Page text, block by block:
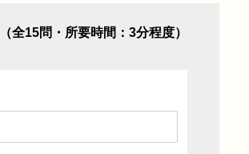
全15問・所要時間：3分程度）